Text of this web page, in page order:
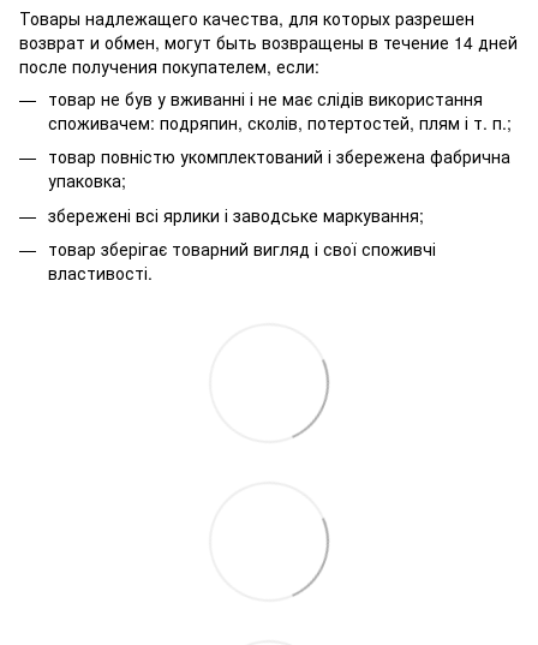
Товары надлежащего качества, для которых разрешен
возврат и обмен, могут быть возвращены в течение 14 дней
после получения покупателем, если:
товар не був у вживанні і не має слідів використання
споживачем: подряпин, сколів, потертостей, плям і т. п.;
товар повністю укомплектований і збережена фабрична
упаковка;
збережені всі ярлики і заводське маркування;
товар зберігає товарний вигляд і свої споживчі
властивості.